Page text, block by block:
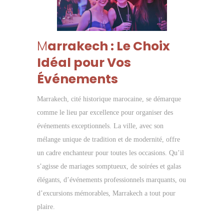
Marrakech : Le Choix
Idéal pour Vos
Événements
Marrakech, cité historique marocaine, se démarque
comme le lieu par excellence pour organiser des
événements exceptionnels. La ville, avec son
mélange unique de tradition et de modernité, offre
un cadre enchanteur pour toutes les occasions. Qu’il
s’agisse de mariages somptueux, de soirées et galas
élégants, d’événements professionnels marquants, ou
d’excursions mémorables, Marrakech a tout pour
plaire.